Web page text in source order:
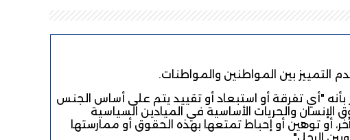
بأنه "أي تفرقة أو استبعاد أو تقييد يتم على أساس الجنس
الإنسان والحريات الأساسية في الميادين السياسية
أو توهين أو إحباط تمتعها بهذه الحقوق أو ممارستها
الرجل".